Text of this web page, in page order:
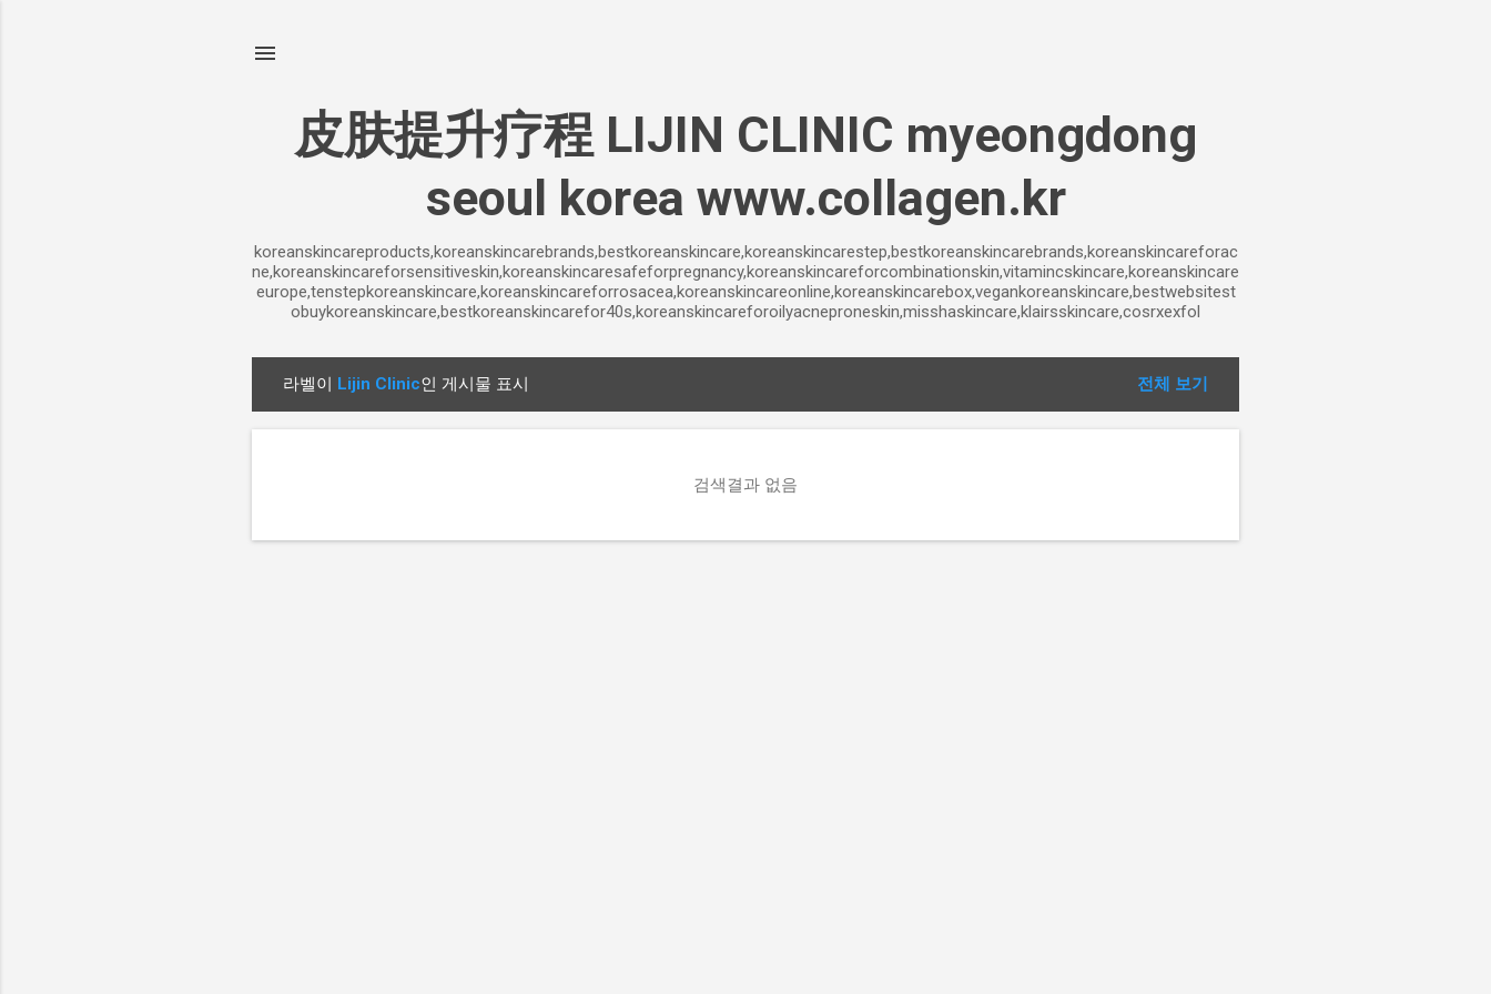
皮肤提升疗程 LIJIN CLINIC myeongdong
seoul korea www.collagen.kr
koreanskincareproducts,koreanskincarebrands,bestkoreanskincare,koreanskincarestep,bestkoreanskincarebrands,koreanskincareforac
ne,koreanskincareforsensitiveskin,koreanskincaresafeforpregnancy,koreanskincareforcombinationskin,vitamincskincare,koreanskincare
europe,tenstepkoreanskincare,koreanskincareforrosacea,koreanskincareonline,koreanskincarebox,vegankoreanskincare,bestwebsitest
obuykoreanskincare,bestkoreanskincarefor40s,koreanskincareforoilyacneproneskin,misshaskincare,klairsskincare,cosrxexfol
라벨이 Lijin Clinic인 게시물 표시 전체 보기
검색결과 없음